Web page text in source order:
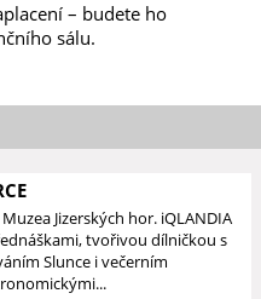
– budete ho
sálu.
Jizerských hor. iQLANDIA
tvořivou dílničkou s
Slunce i večerním